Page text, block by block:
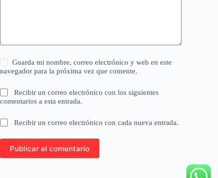
Guarda mi nombre, correo electrónico y web en este
navegador para la próxima vez que comente.
Recibir un correo electrónico con los siguientes
comentarios a esta entrada.
Recibir un correo electrónico con cada nueva entrada.
Publicar el comentario